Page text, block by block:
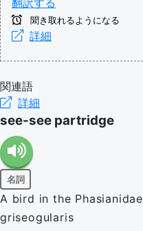
翻訳する
聞き取れるようになる
詳細
関連語
詳細
see-see partridge
名詞
A bird in the
griseogularis